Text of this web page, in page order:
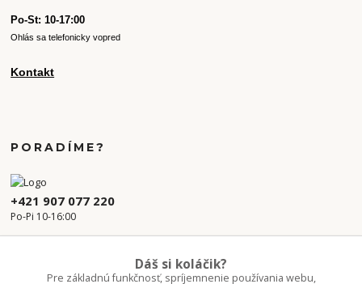
Po-St: 10-17:00
Ohlás sa telefonicky vopred
Kontakt
PORADÍME?
+421 907 077 220
Po-Pi 10-16:00
Dáš si koláčik?
Pre základnú funkčnosť, spríjemnenie používania webu,